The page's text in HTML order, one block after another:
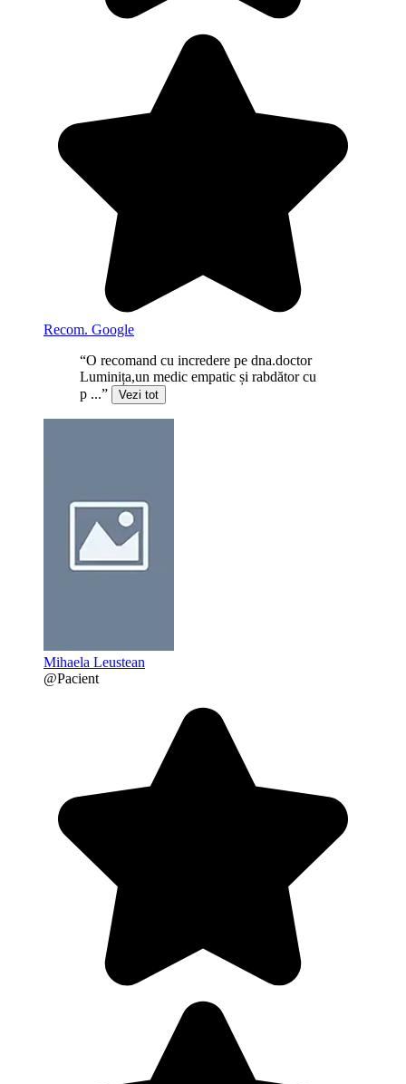
Recom. Google
“O recomand cu incredere pe dna.doctor
Luminița,un medic empatic și rabdător cu
p ...”
Vezi tot
Mihaela Leustean
@Pacient